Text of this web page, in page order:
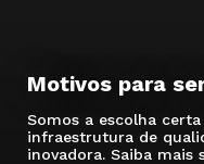
Motivos para
Somos a escolha
infraestrutura de
inovadora. Saiba mais